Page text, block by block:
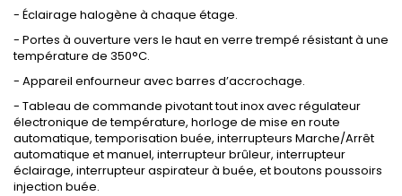
- Éclairage halogène à chaque étage.
- Portes à ouverture vers le haut en verre trempé résistant à une
température de 350°C.
- Appareil enfourneur avec barres d’accrochage.
- Tableau de commande pivotant tout inox avec régulateur
électronique de température, horloge de mise en route
automatique, temporisation buée, interrupteurs Marche/Arrêt
automatique et manuel, interrupteur brûleur, interrupteur
éclairage, interrupteur aspirateur à buée, et boutons poussoirs
injection buée.